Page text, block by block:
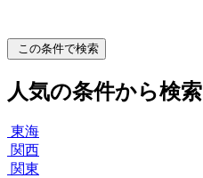
この条件で検索
人気の条件から検索
東海
関西
関東